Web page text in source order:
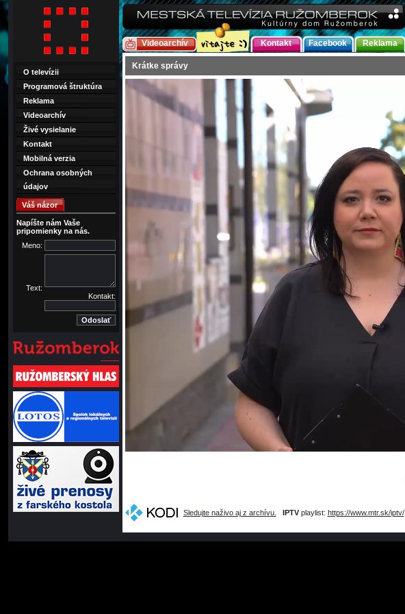
Videoarchív Kontakt Facebook Reklama
Krátke správy
Sledujte naživo aj z archívu. IPTVplaylist: https://www.mtr.sk/iptv/
O televízii
Programová štruktúra
Reklama
Videoarchív
Živé vysielanie
Kontakt
Mobilná verzia
Ochrana osobných
údajov
Váš názor
Napíšte nám Vaše
pripomienky na nás.
Meno:
Text:
Kontakt: